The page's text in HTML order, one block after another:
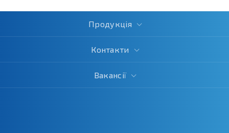
Продукція
Контакти
Вакансії